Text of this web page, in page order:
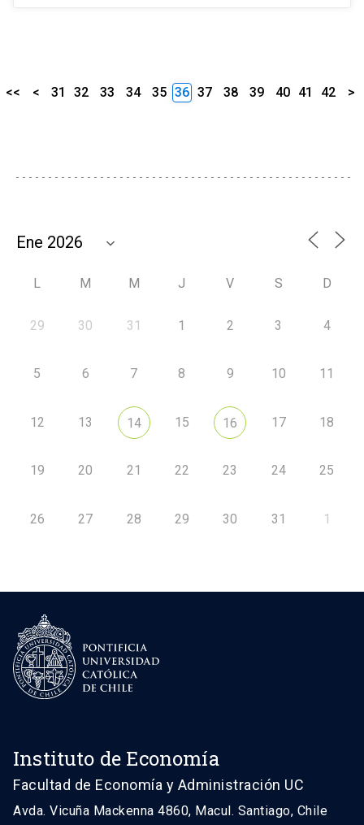
<< < 31 32 33 34 35 36 37 38 39 40 41 42 >
L M M J V S D
29 30 31 1 2 3 4
5 6 7 8 9 10 11
12 13 14 15 16 17 18
19 20 21 22 23 24 25
26 27 28 29 30 31 1
Instituto de Economía
Facultad de Economía y Administración UC
Avda. Vicuña Mackenna 4860, Macul. Santiago, Chile